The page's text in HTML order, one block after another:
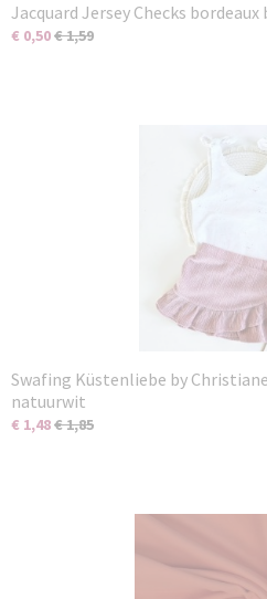
Jacquard Jersey Checks bordeaux
€ 0,50€ 1,59
Swafing Küstenliebe by
natuurwit
€ 1,48€ 1,85